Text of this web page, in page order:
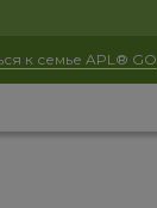
к семье APL® GO